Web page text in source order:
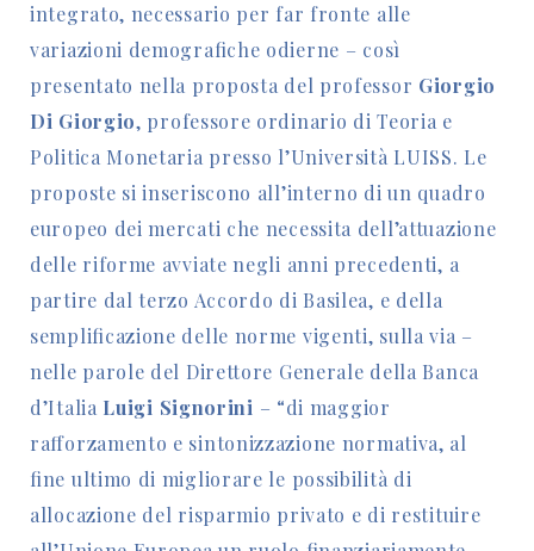
integrato, necessario per far fronte alle
variazioni demografiche odierne – così
presentato nella proposta del professor Giorgio
Di Giorgio, professore ordinario di Teoria e
Politica Monetaria presso l’Università LUISS. Le
proposte si inseriscono all’interno di un quadro
europeo dei mercati che necessita dell’attuazione
delle riforme avviate negli anni precedenti, a
partire dal terzo Accordo di Basilea, e della
semplificazione delle norme vigenti, sulla via –
nelle parole del Direttore Generale della Banca
d’Italia Luigi Signorini – “di maggior
rafforzamento e sintonizzazione normativa, al
fine ultimo di migliorare le possibilità di
allocazione del risparmio privato e di restituire